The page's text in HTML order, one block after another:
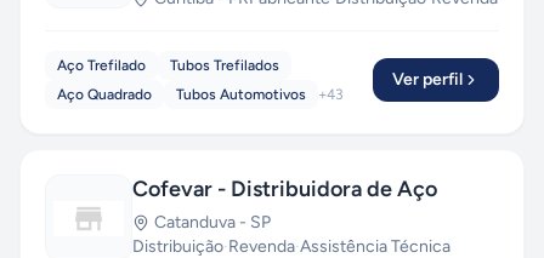
Aço Trefilado
Tubos Trefilados
Aço Quadrado
Tubos Automotivos +43
Ver perfil
Cofevar - Distribuidora de Aço
Catanduva - SP
Distribuição·Revenda·Assistência Técnica